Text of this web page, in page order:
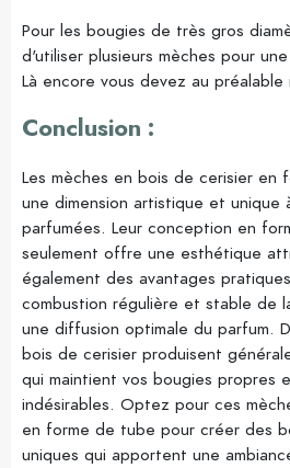
Pour les bougies de très gros
d'utiliser plusieurs mèches pour
Là encore vous devez au
Conclusion :
Les mèches en bois de cerisier
une dimension artistique et unique
parfumées. Leur conception en
seulement offre une esthétique
également des avantages
combustion régulière et stable de
une diffusion optimale du parfum.
bois de cerisier produisent
qui maintient vos bougies propres
indésirables. Optez pour ces
en forme de tube pour créer des
uniques qui apportent une